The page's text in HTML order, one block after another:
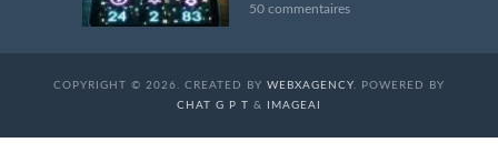
50 commentaires
COPYRIGHT © 2026. CREATED BY WEBXAGENCY. POWERED BY
CHAT G P T & IMAGEAI